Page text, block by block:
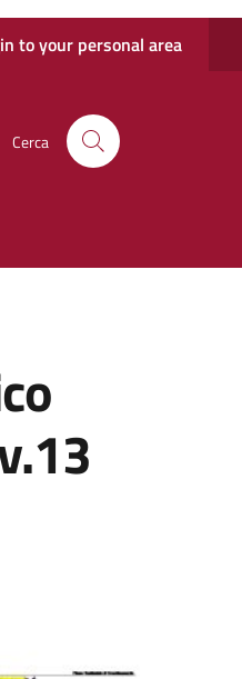
to your personal area
Cerca